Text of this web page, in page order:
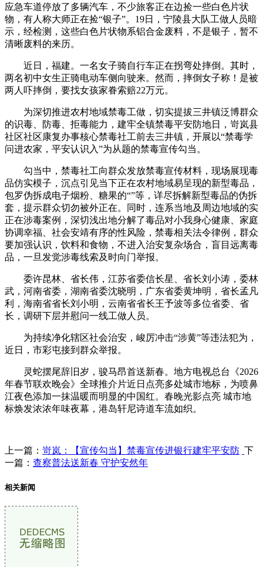
应急车道停放了多辆汽车，不少旅客正在边捡一些白色片状
物，有人称大师正在捡“银子”。19日，宁陵县大队工做人员暗
示，经检测，这些白色片状物系铝合金废料，不是银子，暂不
清晰废料的来历。
近日，福建。一名女子骑自行车正在拐弯处摔倒。其时，
两名初中女生正骑电动车侧向驶来。然而，摔倒女子称！是被
两人吓摔倒，要找女孩家眷索赔22万元。
为深切推进农村地域禁毒工做，切实提拔三井镇泛博群众
的识毒、防毒、拒毒能力，建牢全镇禁毒平安防地日，岢岚县
社区社区康复办事核心禁毒社工前去三井镇，开展以“禁毒学
问进农家，平安认识入”为从题的禁毒宣传勾当。
勾当中，禁毒社工向群众发放禁毒宣传材料，现场展现毒
品仿实模子，沉点引见当下正在农村地域易呈现的新型毒品，
包罗伪拆成电子烟粉、糖果的“”等，详尽拆解新型毒品的伪拆
套，提示群众切勿被外正在。同时，连系当地及周边地域的实
正在涉毒案例，深切浅出地分解了毒品对小我身心健康、家庭
协调幸福、社会安靖有序的性风险，禁毒相关法令律例，群众
要加强认识，饮料和食物，不进入治安复杂场合，盲目远离毒
品，一旦发觉涉毒线索及时向门举报。
委许昆林、省长伟，江苏省委信长星、省长刘小涛，委林
武，河南省委，湖南省委沈晓明，广东省委黄坤明，省长孟凡
利，海南省省长刘小明，云南省省长王予波等多位省委、省
长，调研下层并慰问一线工做人员。
为持续净化辖区社会治安，峻厉冲击“涉黄”等违法犯为，
近日，市彩屯接到群众举报。
灵蛇摆尾辞旧岁，骏马昂首送新春。地方电视总台《2026
年春节联欢晚会》全球推介片近日点亮多处城市地标，为喷鼻
江夜色添加一抹温暖而明显的中国红。春晚光影点亮 城市地
标焕发浓浓年味夜幕，港岛轩尼诗道车流如织。
上一篇： 岢岚：【宣传勾当】禁毒宣传进银行建牢平安防 下
一篇： 查察普法送新春 守护安然年
相关新闻